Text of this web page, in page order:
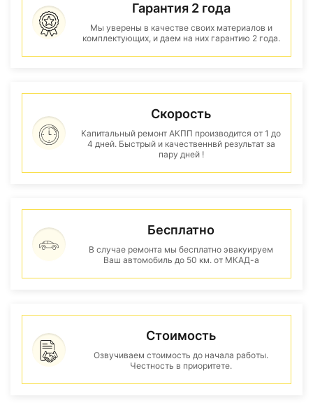
Гарантия 2 года
Мы уверены в качестве своих материалов и
комплектующих, и даем на них гарантию 2 года.
Скорость
Капитальный ремонт АКПП производится от 1 до
4 дней. Быстрый и качественнвй результат за
пару дней !
Бесплатно
В случае ремонта мы бесплатно эвакуируем
Ваш автомобиль до 50 км. от МКАД-а
Стоимость
Озвучиваем стоимость до начала работы.
Честность в приоритете.